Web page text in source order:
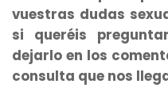
vuestras dudas
si queréis
dejarlo en los
consulta que nos